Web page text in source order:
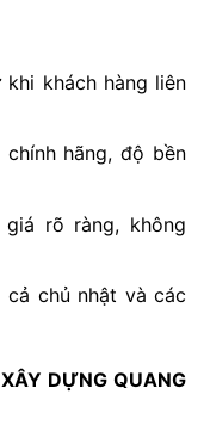
khách hàng liên
hãng, độ bền
rõ ràng, không
chủ nhật và các
DỰNG QUANG